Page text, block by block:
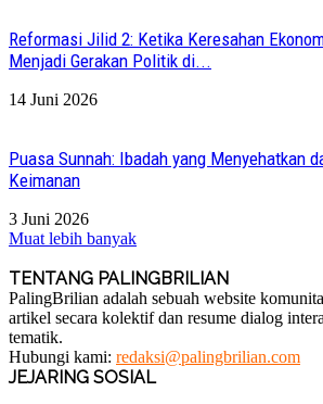
Reformasi Jilid 2: Ketika Keresahan
Menjadi Gerakan Politik di...
14 Juni 2026
Puasa Sunnah: Ibadah yang Menyehatkan
Keimanan
3 Juni 2026
Muat lebih banyak
TENTANG PALINGBRILIAN
PalingBrilian adalah sebuah website
artikel secara kolektif dan resume dialog
tematik.
Hubungi kami: redaksi@palingbrilian.com
JEJARING SOSIAL